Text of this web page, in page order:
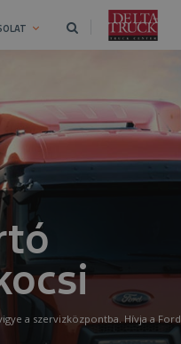
a szervizközpontba. Hívja a Ford